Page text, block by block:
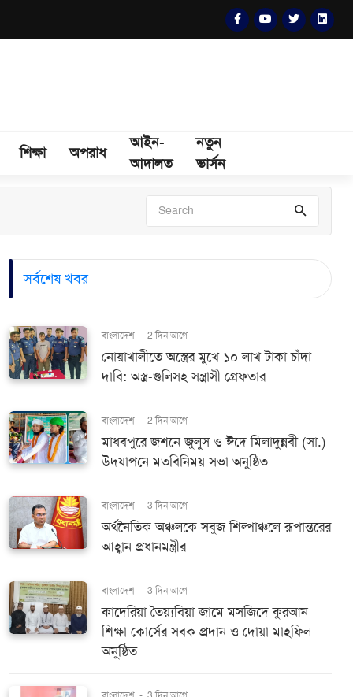
শিক্ষা অপরাধ
আইন-
আদালত
নতুন
ভার্সন
সর্বশেষ খবর
বাংলাদেশ - 2 দিন আগে
নোয়াখালীতে অস্ত্রের মুখে ১০ লাখ টাকা চাঁদা
দাবি: অস্ত্র-গুলিসহ সন্ত্রাসী গ্রেফতার
বাংলাদেশ - 2 দিন আগে
মাধবপুরে জশনে জুলুস ও ঈদে মিলাদুন্নবী (সা.)
উদযাপনে মতবিনিময় সভা অনুষ্ঠিত
বাংলাদেশ - 3 দিন আগে
অর্থনৈতিক অঞ্চলকে সবুজ শিল্পাঞ্চলে রূপান্তরের
আহ্বান প্রধানমন্ত্রীর
বাংলাদেশ - 3 দিন আগে
কাদেরিয়া তৈয়্যবিয়া জামে মসজিদে কুরআন
শিক্ষা কোর্সের সবক প্রদান ও দোয়া মাহফিল
অনুষ্ঠিত